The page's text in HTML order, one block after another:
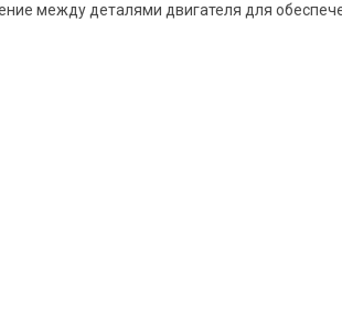
между деталями двигателя для